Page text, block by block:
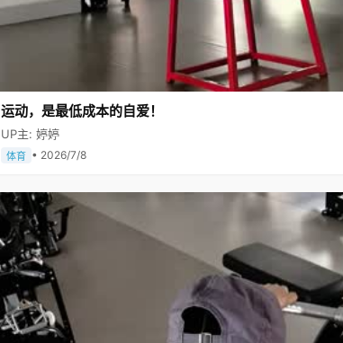
运动，是最低成本的自爱！
UP主: 婷婷
体育 • 2026/7/8